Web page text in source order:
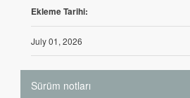
Ekleme Tarihi:
July 01, 2026
Sürüm notları